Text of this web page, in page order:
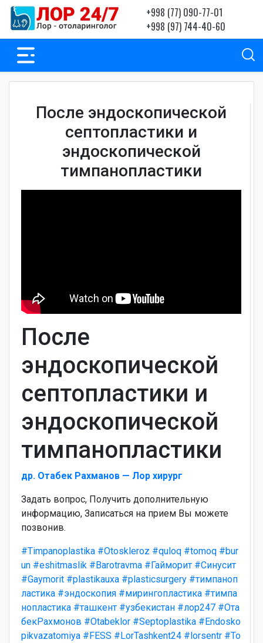
+998 (77) 090-77-01
+998 (97) 744-40-60
После эндоскопической
септопластики и
эндоскопической
тимпанопластики
После
эндоскопической
септопластики и
эндоскопической
тимпанопластики
др. Отабек Рахманов — Лор хирург
Задать вопрос, Получить дополнительную
информацию, Записаться на прием Вы можете
позвонив.
#Timpanoplastika #Otoskleroz #quloq #tomoq #bur
un #eshitmaslik #Barotravma #Гайморит #Синусит
#Gaymorit #plastikauxa #plasticsurgery #тимпаноп
ластика #эндоскопия #мирингопластика #тимпа
нопластика #ташкент #узбекистан #лор247 #Ота
бекРахмонов #Otabeklor #Septoplastika #Endosko
pikvazatomiya #FESS #LorTashkent24 #lorsentr #To